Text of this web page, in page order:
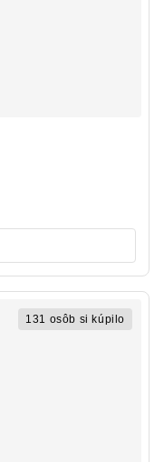
131 osôb si kúpilo